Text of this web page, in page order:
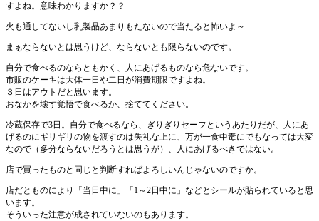
すよね。意味わかりますか？？
火も通してないし乳製品あまりもたないので当たると怖いよ～
まぁならないとは思うけど、ならないとも限らないのです。
自分で食べるのならともかく、人にあげるものなら危ないです。
市販のケーキは大体一日や二日が消費期限ですよね。
３日はアウトだと思います。
おなかを壊す覚悟で食べるか、捨ててください。
冷蔵保存で3日。自分で食べるなら、ぎりぎりセーフというあたりだが、人にあ
げるのにギリギリの物を渡すのは失礼な上に、万が一食中毒にでもなっては大変
なので（多分ならないだろうとは思うが）、人にあげるべきではない。
店で買ったものと同じと判断すればよろしいんじゃないのですか。
店だとものにより「当日中に」「1～2日中に」などとシールが貼られていると思
います。
そういった注意が成されていないのもあります。